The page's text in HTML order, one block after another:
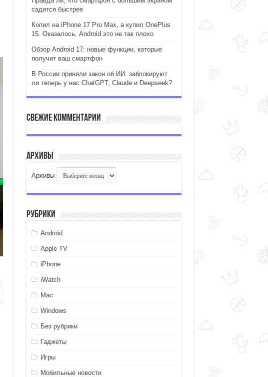
садится быстрее
Копил на iPhone 17 Pro Max, а купил OnePlus
15. Оказалось, Android это не так плохо
Обзор Android 17: новые функции, которые
получит ваш смартфон
В России приняли закон об ИИ: заблокируют
ли теперь у нас ChatGPT, Claude и Deepseek?
Свежие комментарии
Архивы
Архивы
Рубрики
Android
Apple TV
iPhone
iWatch
Mac
Windows
Без рубрики
Гаджеты
Игры
Мобильные новости